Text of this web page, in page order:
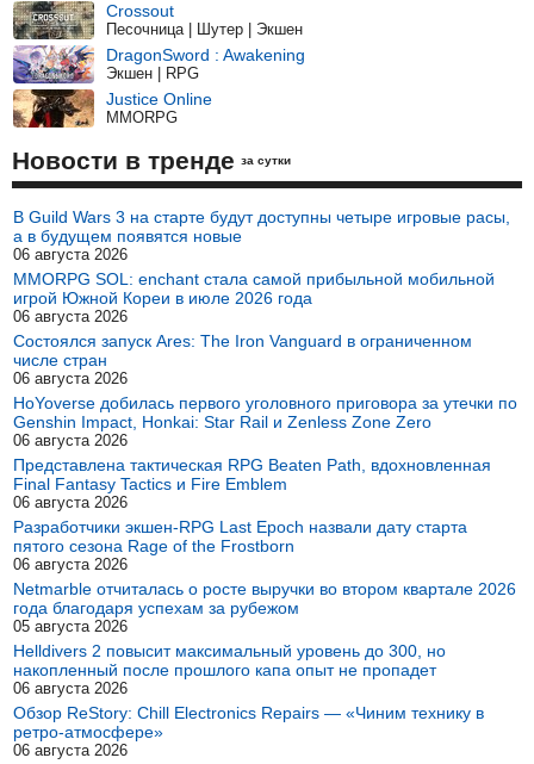
Crossout
Песочница | Шутер | Экшен
DragonSword : Awakening
Экшен | RPG
Justice Online
MMORPG
Новости в тренде за сутки
В Guild Wars 3 на старте будут доступны четыре игровые расы,
а в будущем появятся новые
06 августа 2026
MMORPG SOL: enchant стала самой прибыльной мобильной
игрой Южной Кореи в июле 2026 года
06 августа 2026
Состоялся запуск Ares: The Iron Vanguard в ограниченном
числе стран
06 августа 2026
HoYoverse добилась первого уголовного приговора за утечки по
Genshin Impact, Honkai: Star Rail и Zenless Zone Zero
06 августа 2026
Представлена тактическая RPG Beaten Path, вдохновленная
Final Fantasy Tactics и Fire Emblem
06 августа 2026
Разработчики экшен-RPG Last Epoch назвали дату старта
пятого сезона Rage of the Frostborn
06 августа 2026
Netmarble отчиталась о росте выручки во втором квартале 2026
года благодаря успехам за рубежом
05 августа 2026
Helldivers 2 повысит максимальный уровень до 300, но
накопленный после прошлого капа опыт не пропадет
06 августа 2026
Обзор ReStory: Chill Electronics Repairs — «Чиним технику в
ретро-атмосфере»
06 августа 2026